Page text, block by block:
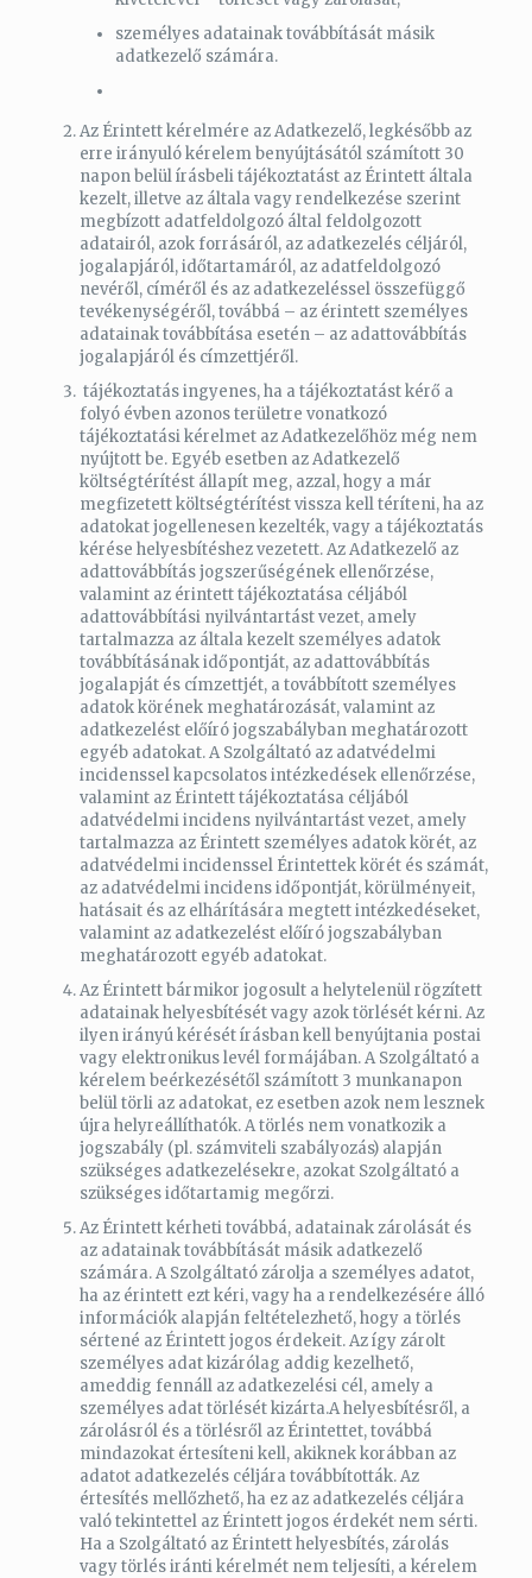
személyes adatainak továbbítását másik
adatkezelő számára.
Az Érintett kérelmére az Adatkezelő, legkésőbb az
erre irányuló kérelem benyújtásától számított 30
napon belül írásbeli tájékoztatást az Érintett általa
kezelt, illetve az általa vagy rendelkezése szerint
megbízott adatfeldolgozó által feldolgozott
adatairól, azok forrásáról, az adatkezelés céljáról,
jogalapjáról, időtartamáról, az adatfeldolgozó
nevéről, címéről és az adatkezeléssel összefüggő
tevékenységéről, továbbá – az érintett személyes
adatainak továbbítása esetén – az adattovábbítás
jogalapjáról és címzettjéről.
tájékoztatás ingyenes, ha a tájékoztatást kérő a
folyó évben azonos területre vonatkozó
tájékoztatási kérelmet az Adatkezelőhöz még nem
nyújtott be. Egyéb esetben az Adatkezelő
költségtérítést állapít meg, azzal, hogy a már
megfizetett költségtérítést vissza kell téríteni, ha az
adatokat jogellenesen kezelték, vagy a tájékoztatás
kérése helyesbítéshez vezetett. Az Adatkezelő az
adattovábbítás jogszerűségének ellenőrzése,
valamint az érintett tájékoztatása céljából
adattovábbítási nyilvántartást vezet, amely
tartalmazza az általa kezelt személyes adatok
továbbításának időpontját, az adattovábbítás
jogalapját és címzettjét, a továbbított személyes
adatok körének meghatározását, valamint az
adatkezelést előíró jogszabályban meghatározott
egyéb adatokat. A Szolgáltató az adatvédelmi
incidenssel kapcsolatos intézkedések ellenőrzése,
valamint az Érintett tájékoztatása céljából
adatvédelmi incidens nyilvántartást vezet, amely
tartalmazza az Érintett személyes adatok körét, az
adatvédelmi incidenssel Érintettek körét és számát,
az adatvédelmi incidens időpontját, körülményeit,
hatásait és az elhárítására megtett intézkedéseket,
valamint az adatkezelést előíró jogszabályban
meghatározott egyéb adatokat.
Az Érintett bármikor jogosult a helytelenül rögzített
adatainak helyesbítését vagy azok törlését kérni. Az
ilyen irányú kérését írásban kell benyújtania postai
vagy elektronikus levél formájában. A Szolgáltató a
kérelem beérkezésétől számított 3 munkanapon
belül törli az adatokat, ez esetben azok nem lesznek
újra helyreállíthatók. A törlés nem vonatkozik a
jogszabály (pl. számviteli szabályozás) alapján
szükséges adatkezelésekre, azokat Szolgáltató a
szükséges időtartamig megőrzi.
Az Érintett kérheti továbbá, adatainak zárolását és
az adatainak továbbítását másik adatkezelő
számára. A Szolgáltató zárolja a személyes adatot,
ha az érintett ezt kéri, vagy ha a rendelkezésére álló
információk alapján feltételezhető, hogy a törlés
sértené az Érintett jogos érdekeit. Az így zárolt
személyes adat kizárólag addig kezelhető,
ameddig fennáll az adatkezelési cél, amely a
személyes adat törlését kizárta.A helyesbítésről, a
zárolásról és a törlésről az Érintettet, továbbá
mindazokat értesíteni kell, akiknek korábban az
adatot adatkezelés céljára továbbították. Az
értesítés mellőzhető, ha ez az adatkezelés céljára
való tekintettel az Érintett jogos érdekét nem sérti.
Ha a Szolgáltató az Érintett helyesbítés, zárolás
vagy törlés iránti kérelmét nem teljesíti, a kérelem